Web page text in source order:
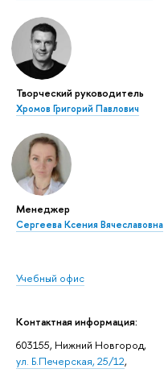
Творческий руководитель
Хромов Григорий Павлович
Менеджер
Сергеева Ксения Вячеславовна
Учебный офис
Контактная информация:
603155, Нижний Новгород,
ул. Б.Печерская, 25/12,